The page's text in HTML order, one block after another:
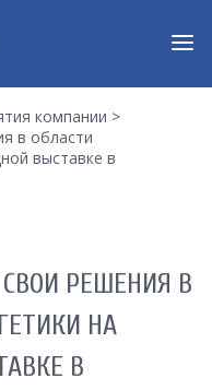
компании
в области
выставке в
РЕШЕНИЯ В
НА
В